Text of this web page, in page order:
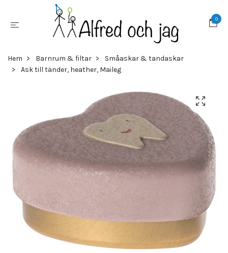
0
Hem Barnrum & filtar
Småaskar & tandaskar
Ask till tänder, heather, Maileg